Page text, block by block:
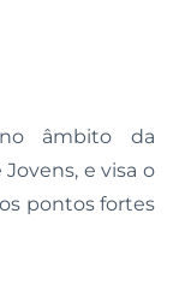
âmbito da
e visa o
pontos fortes